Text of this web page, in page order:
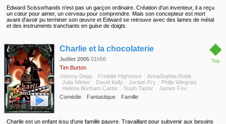
Edward Scissorhands n'est pas un garçon ordinaire. Création d'un inventeur, il a reçu
un cœur pour aimer, un cerveau pour comprendre. Mais son concepteur est mort
avant d'avoir pu terminer son œuvre et Edward se retrouve avec des lames de métal
et des instruments tranchants en guise de doigts.
◆
Top
Charlie et la chocolaterie
Juillet 2005 01h56
Tim Burton
Johnny Depp
Freddie Highmore
AnnaSophia Robb
Julia Winter
David Kelly Jordan Fry
Philip Wiegratz
Helena Bonham Carter
Noah Taylor
James Fox
Comédie
Fantastique Famille
Charlie est un enfant issu d'une famille pauvre. Travaillant pour subvenir aux besoins